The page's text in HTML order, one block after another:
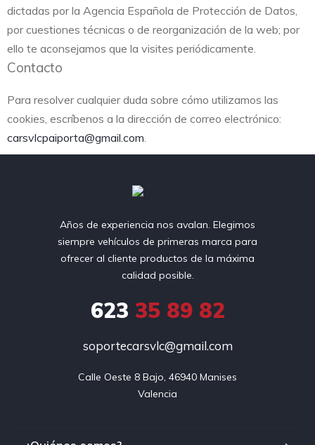
dictadas por la Agencia Española de Protección de Datos,
por cuestiones técnicas o de reorganización de la web; por
ello te aconsejamos que la visites periódicamente.
Contacto
Para resolver cualquier duda sobre cómo utilizamos las
cookies, escríbenos a la dirección de correo electrónico:
carsvlcpaiporta@gmail.com.
Años de experiencia nos avalan. Elegimos
siempre vehículos de primeras marca para
ofrecer al cliente productos de la máxima
calidad posible.
623 35 89 82
soportecarsvlc@gmail.com
Calle Oeste 8 Bajo, 46940 Manises
Valencia